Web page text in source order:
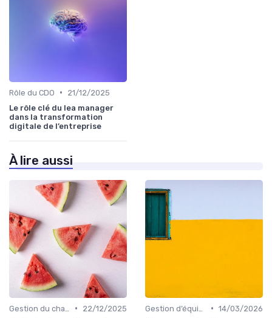
Rôle du CDO •
21/12/2025
Le rôle clé du lea manager
dans la transformation
digitale de l’entreprise
À lire aussi
•
22/12/2025
• 14/03/2026